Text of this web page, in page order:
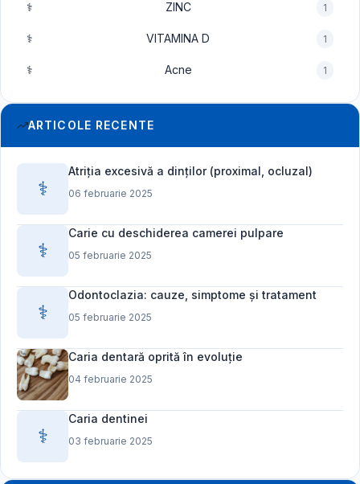
⚕️ ZINC 1
⚕️ VITAMINA D 1
⚕️ Acne 1
ARTICOLE RECENTE
⚕️
Atriția excesivă a dinților (proximal, ocluzal)
06 februarie 2025
⚕️
Carie cu deschiderea camerei pulpare
05 februarie 2025
⚕️
Odontoclazia: cauze, simptome și tratament
05 februarie 2025
Caria dentară oprită în evoluție
04 februarie 2025
⚕️
Caria dentinei
03 februarie 2025